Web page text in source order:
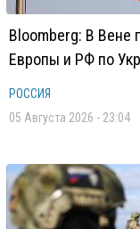
Bloomberg: В Вене
Европы и РФ по
РОССИЯ
05 Августа 2026 - 23:04